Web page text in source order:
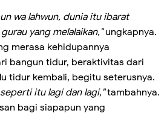
wa lahwun, dunia itu ibarat
yang melalaikan,"ungkapnya.
merasa kehidupannya
bangun tidur, beraktivitas dari
tidur kembali, begitu seterusnya.
itu lagi dan lagi,"tambahnya.
bagi siapapun yang